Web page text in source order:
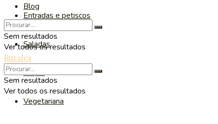
Entradas e petiscos
Saladas
Sopas
Vegetariana
Blog
Sem resultados
Ver todos os resultados
Ruralea
Sem resultados
Ver todos os resultados